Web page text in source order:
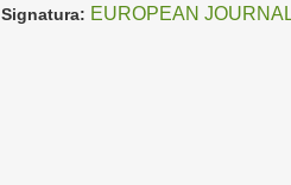
Signatura: EUROPEAN